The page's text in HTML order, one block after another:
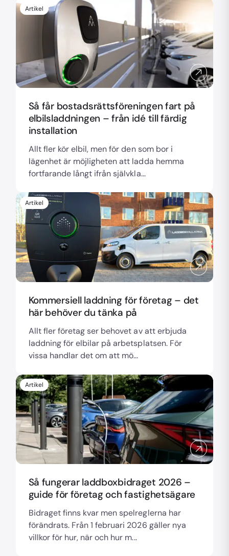
Artikel
Så får bostadsrättsföreningen fart på
elbilsladdningen – från idé till färdig
installation
Allt fler kör elbil, men för den som bor i
lägenhet är möjligheten att ladda hemma
fortfarande långt ifrån självkla...
Artikel
Kommersiell laddning för företag – det
här behöver du tänka på
Allt fler företag ser behovet av att erbjuda
laddning för elbilar på arbetsplatsen. För
vissa handlar det om att mö...
Artikel
Så fungerar laddboxbidraget 2026 –
guide för företag och fastighetsägare
Bidraget finns kvar men spelreglerna har
förändrats. Från 1 februari 2026 gäller nya
villkor för hur, när och hur m...